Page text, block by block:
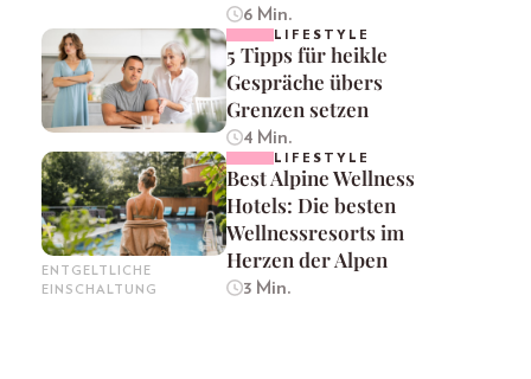
6 Min.
LIFESTYLE
5 Tipps für heikle
Gespräche übers
Grenzen setzen
4 Min.
ENTGELTLICHE
EINSCHALTUNG
LIFESTYLE
Best Alpine Wellness
Hotels: Die besten
Wellnessresorts im
Herzen der Alpen
3 Min.